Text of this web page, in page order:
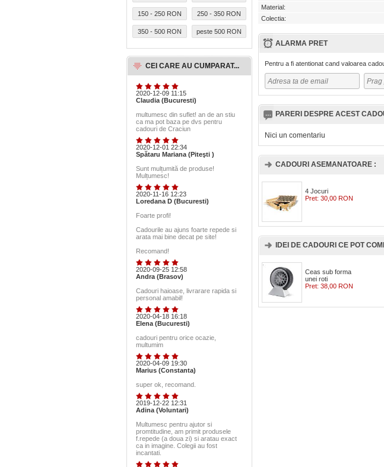
150 - 250 RON 250 - 350 RON
350 - 500 RON peste 500 RON
CEI CARE AU CUMPARAT...
2020-12-09 11:15
Claudia (Bucuresti)
multumesc din suflet! an de an stiu
ca ma pot baza pe dvs pentru
cadouri de Craciun
2020-12-01 22:34
Spătaru Mariana (Piteşti )
Sunt mulțumită de produse!
Mulțumesc!
2020-11-16 12:23
Loredana D (Bucuresti)
Foarte profi!
Cadourile au ajuns foarte repede si
arata mai bine decat pe site!
Recomand!
2020-09-25 12:58
Andra (Brasov)
Cadouri haioase, livrarare rapida si
personal amabil!
2020-04-18 16:18
Elena (Bucuresti)
cadouri pentru orice ocazie,
multumim
2020-04-09 19:30
Marius (Constanta)
super ok, recomand.
2019-12-22 12:31
Adina (Voluntari)
Multumesc pentru ajutor si
promtitudine, am primit produsele
f.repede (a doua zi) si aratau exact
ca in imagine. Colegii au fost
incantati.
Material:
Colectia:
ALARMA PRET
Pentru a fi atentionat cand valoarea
PARERI DESPRE ACEST
Nici un comentariu
CADOURI ASEMANATOARE :
4 Jocuri
Pret: 30,00 RON
IDEI DE CADOURI CE POT
Ceas sub forma
unei roti
Pret: 38,00 RON